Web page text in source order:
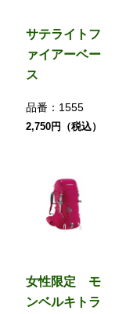
サテライトフ
ァイアーベー
ス
品番： 1555
2,750円（税込）
女性限定 モ
ンベルキトラ